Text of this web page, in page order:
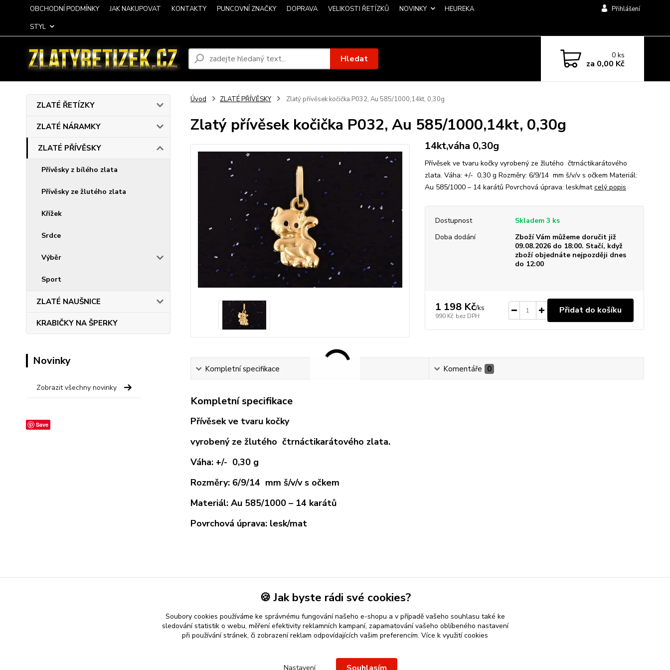
OBCHODNÍ PODMÍNKY JAK NAKUPOVAT KONTAKTY PUNCOVNÍ ZNAČKY DOPRAVA VELIKOSTI ŘETÍZKŮ NOVINKY
HEUREKA
STYL
Přihlášení
Hledat 0ks
za 0,00 Kč
ZLATÉ ŘETÍZKY
ZLATÉ NÁRAMKY
ZLATÉ PŘÍVĚSKY
Přívěsky z bílého zlata
Přívěsky ze žlutého zlata
Křížek
Srdce
Výběr
Sport
ZLATÉ NAUŠNICE
KRABIČKY NA ŠPERKY
Novinky
Zobrazit všechny novinky
Save
Úvod ZLATÉ PŘÍVĚSKY Zlatý přívěsek kočička P032, Au 585/1000,14kt, 0,30g
Zlatý přívěsek kočička P032, Au 585/1000,14kt, 0,30g
14kt,váha 0,30g
Přívěsek ve tvaru kočky vyrobený ze žlutého čtrnáctikarátového
zlata. Váha: +/- 0,30 g Rozměry: 6/9/14 mm š/v/v s očkem Materiál:
Au 585/1000 – 14 karátů Povrchová úprava: lesk/matcelý popis
Dostupnost
Skladem 3 ks
Doba dodání
Zboží Vám můžeme doručit již
09.08.2026 do 18:00. Stačí, když
zboží objednáte nejpozději dnes
do 12:00
1 198 Kč/ks
990 Kč bez DPH
Přidat do košíku
Kompletní specifikace Komentáře 0
Kompletní specifikace
Přívěsek ve tvaru kočky
vyrobený ze žlutého čtrnáctikarátového zlata.
Váha: +/- 0,30 g
Rozměry: 6/9/14 mm š/v/v s očkem
Materiál: Au 585/1000 – 14 karátů
Povrchová úprava: lesk/mat
Zboží zařazeno v kategoriích
ZLATÉ PŘÍVĚSKY Přívěsky ze žlutého zlata Zvířata
nebo řetízek spolehlivý nápad na dárek.
🍪 Jak byste rádi své cookies?
Soubory cookies používáme ke správnému fungování našeho e-shopu a v případě vašeho souhlasu také ke
sledování statistik o webu, měření efektivity reklamních kampaní, zapamatování vašeho oblíbeného nastavení
při používání stránek, či zobrazení reklam odpovídajících vašim preferencím. Více k využití cookies
Nastavení